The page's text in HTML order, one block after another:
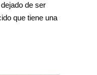
de ser
que tiene una